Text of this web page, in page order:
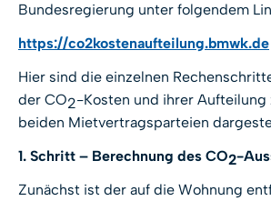
Bundesregierung unter folgendem
https://co2kostenaufteilung.bmwk.de
Hier sind die einzelnen
der CO2-Kosten und ihrer Aufteilung
beiden Mietvertragsparteien
1. Schritt – Berechnung des CO2-
Zunächst ist der auf die Wohnung